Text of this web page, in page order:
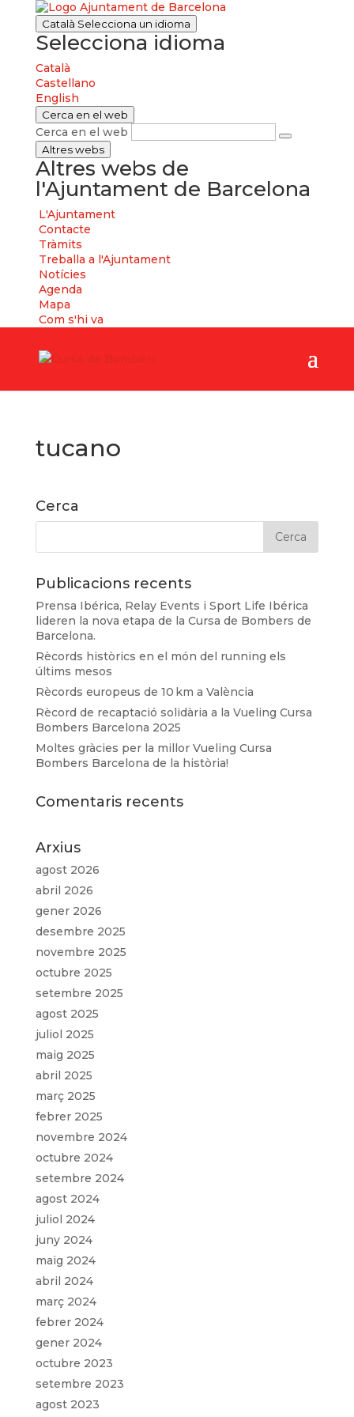
Català Selecciona un idioma
Selecciona idioma
Català
Castellano
English
Cerca en el web
Cerca en el web
Altres webs
Altres webs de
l'Ajuntament de Barcelona
L'Ajuntament
Contacte
Tràmits
Treballa a l'Ajuntament
Notícies
Agenda
Mapa
Com s'hi va
tucano
Cerca
Publicacions recents
Prensa Ibérica, Relay Events i Sport Life Ibérica
lideren la nova etapa de la Cursa de Bombers de
Barcelona.
Rècords històrics en el món del running els
últims mesos
Rècords europeus de 10 km a València
Rècord de recaptació solidària a la Vueling Cursa
Bombers Barcelona 2025
Moltes gràcies per la millor Vueling Cursa
Bombers Barcelona de la història!
Comentaris recents
Arxius
agost 2026
abril 2026
gener 2026
desembre 2025
novembre 2025
octubre 2025
setembre 2025
agost 2025
juliol 2025
maig 2025
abril 2025
març 2025
febrer 2025
novembre 2024
octubre 2024
setembre 2024
agost 2024
juliol 2024
juny 2024
maig 2024
abril 2024
març 2024
febrer 2024
gener 2024
octubre 2023
setembre 2023
agost 2023